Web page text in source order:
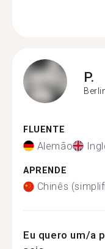
P.
FLUENTE
Alemão
APRENDE
Chinês
Eu quero um/a